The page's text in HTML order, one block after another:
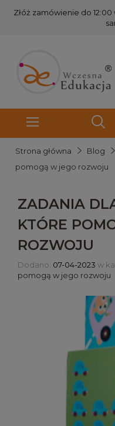
Złóż zamówienie do
Strona główna Blog
pomogą w jego rozwoju
ZADANIA
KTÓRE
ROZWOJU
Dodano: 07-04-2023 w
pomogą w jego rozwoju